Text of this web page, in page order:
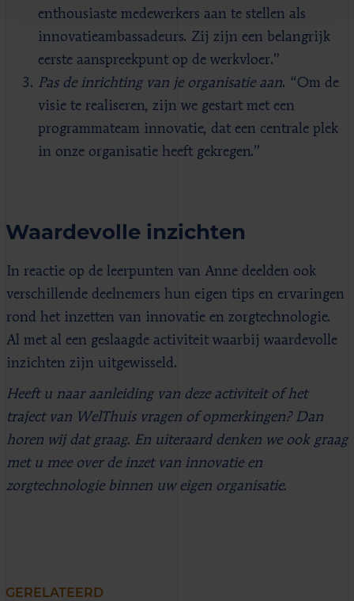
enthousiaste medewerkers aan te stellen als
innovatieambassadeurs. Zij zijn een belangrijk
eerste aanspreekpunt op de werkvloer.”
Pas de inrichting van je organisatie aan. “Om de
visie te realiseren, zijn we gestart met een
programmateam innovatie, dat een centrale plek
in onze organisatie heeft gekregen.”
Waardevolle inzichten
In reactie op de leerpunten van Anne deelden ook
verschillende deelnemers hun eigen tips en ervaringen
rond het inzetten van innovatie en zorgtechnologie.
Al met al een geslaagde activiteit waarbij waardevolle
inzichten zijn uitgewisseld.
Heeft u naar aanleiding van deze activiteit of het
traject van WelThuis vragen of opmerkingen? Dan
horen wij dat graag. En uiteraard denken we ook graag
met u mee over de inzet van innovatie en
zorgtechnologie binnen uw eigen organisatie.
GERELATEERD